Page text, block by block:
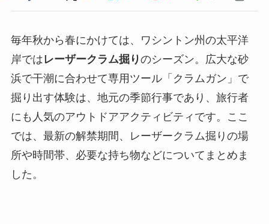
毎年秋から春にかけては、ワシントン州の太平洋
岸ではレーザークラム掘りのシーズン。広大な砂
浜で干潮に合わせて専用ツール「クラムガン」で
掘り出す体験は、地元の季節行事であり、旅行者
にも人気のアウトドアアクティビティです。ここ
では、最新の解禁期間、レーザークラム掘りの場
所や時間帯、必要な持ち物などについてまとめま
した。